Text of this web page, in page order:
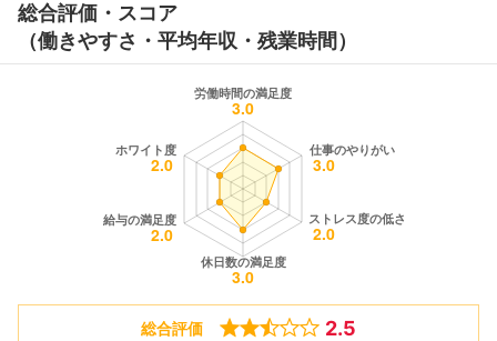
総合評価・スコア
（働きやすさ・平均年収・残業時間）
総合評価 2.5